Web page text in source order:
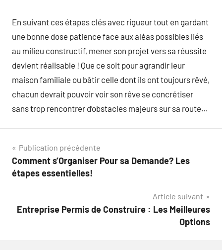
En suivant ces étapes clés avec rigueur tout en gardant
une bonne dose patience face aux aléas possibles liés
au milieu constructif, mener son projet vers sa réussite
devient réalisable ! Que ce soit pour agrandir leur
maison familiale ou bâtir celle dont ils ont toujours rêvé,
chacun devrait pouvoir voir son rêve se concrétiser
sans trop rencontrer d’obstacles majeurs sur sa route…
Navigation
de
Publication précédente
Comment s’Organiser Pour sa Demande? Les
étapes essentielles!
Article suivant
Entreprise Permis de Construire : Les Meilleures
Options